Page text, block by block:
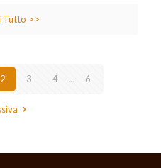
Tutto >>
2 3 4 ... 6